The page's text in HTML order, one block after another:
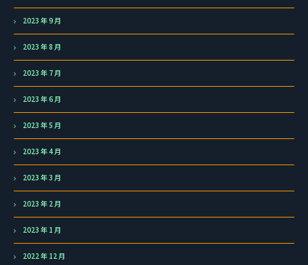
2023 年 9 月
2023 年 8 月
2023 年 7 月
2023 年 6 月
2023 年 5 月
2023 年 4 月
2023 年 3 月
2023 年 2 月
2023 年 1 月
2022 年 12 月